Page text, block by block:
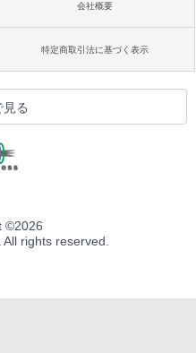
会社概要
特定商取引法に基づく表示
見る
©2026
rights reserved.